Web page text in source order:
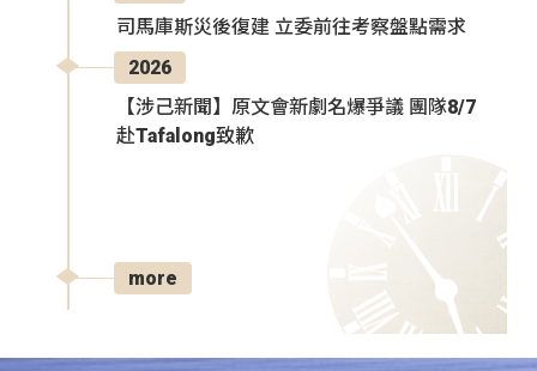
司馬庫斯災後復建 立委前往考察盤點需求
2026
【涉己新聞】原文會新劇名爆爭議 團隊8/7
赴Tafalong致歉
more